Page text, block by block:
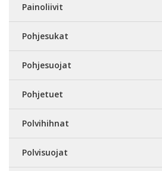
Painoliivit
Pohjesukat
Pohjesuojat
Pohjetuet
Polvihihnat
Polvisuojat